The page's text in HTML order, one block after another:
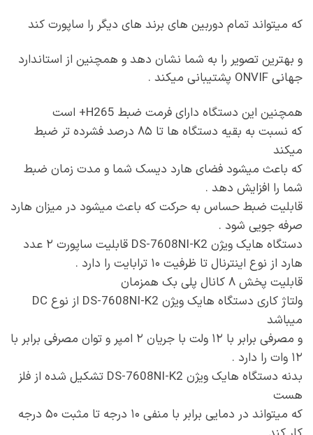
که میتواند تمام دوربین های برند های دیگر را ساپورت کند
و بهترین تصویر را به شما نشان دهد و همچنین از استاندارد
جهانی ONVIF پشتیبانی میکند .
همچنین این دستگاه دارای فرمت ضبط H265+ است
که نسبت به بقیه دستگاه ها تا ۸۵ درصد فشرده تر ضبط
میکند
که باعث میشود فضای هارد دیسک شما و مدت زمان ضبط
شما را افزایش دهد .
قابلیت ضبط حساس به حرکت که باعث میشود در میزان هارد
صرفه جویی شود .
دستگاه هایک ویژن DS-7608NI-K2 قابلیت ساپورت ۲ عدد
هارد از نوع اینترنال تا ظرفیت ۱۰ ترابایت را دارد .
قابلیت پخش ۸ کانال پلی بک همزمان
ولتاژ کاری دستگاه هایک ویژن DS-7608NI-K2 از نوع DC
میباشد
و مصرفی برابر با ۱۲ ولت با جریان ۲ امپر و توان مصرفی برابر با
۱۲ وات را دارد .
بدنه دستگاه هایک ویژن DS-7608NI-K2 تشکیل شده از فلز
هست
که میتواند در دمایی برابر با منفی ۱۰ درجه تا مثبت ۵۰ درجه